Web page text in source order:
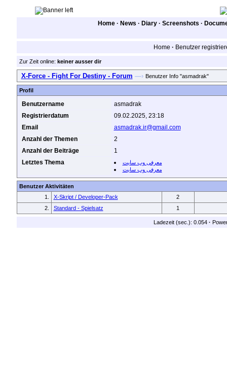
Home · News · Diary · Screenshots ·
Home · Benutzer
Zur Zeit online: keiner ausser dir
X-Force - Fight For Destiny - Forum —› Benutzer Info "asmadrak"
Profil
Benutzername
asmadrak
Registrierdatum
09.02.2025, 23:18
Email
asmadrak.ir@gmail.com
Anzahl der Themen
2
Anzahl der Beiträge
1
Letztes Thema
معرفی وب سایت
معرفی وب سایت
Benutzer Aktivitäten
1.
X-Skript / Developer-Pack
2
2.
Standard - Spielsatz 1
Ladezeit (sec.): 0.054 ·